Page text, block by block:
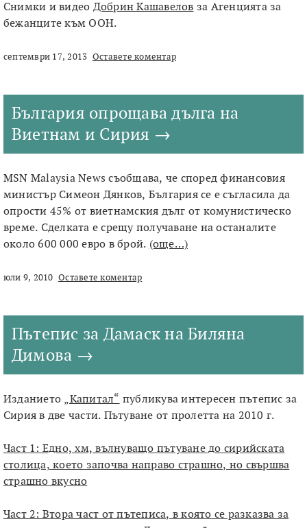
Снимки и видео Добрин Кашавелов за Агенцията за
бежанците към ООН.
септември 17, 2013 Оставете коментар
България опрощава дълга на
Виетнам и Сирия
MSN Malaysia News съобщава, че според финансовия
министър Симеон Дянков, България се е съгласила да
опрости 45% от виетнамския дълг от комунистическо
време. Сделката е срещу получаване на останалите
около 600 000 евро в брой. (още…)
юли 9, 2010 Оставете коментар
Пътепис за Дамаск на Биляна
Димова
Изданието „Капитал“ публикува интересен пътепис за
Сирия в две части. Пътуване от пролетта на 2010 г.
Част 1: Едно, хм, вълнуващо пътуване до сирийската
столица, което започва направо страшно, но свършва
страшно вкусно
Част 2: Втора част от пътеписа, в която се разказва за